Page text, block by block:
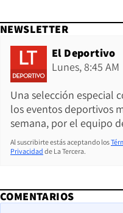
NEWSLETTER
El Deportivo
Lunes, 8:45 AM
Una selección especial
los eventos deportivos
semana, por el equipo
Al suscribirte estás aceptando los
Privacidad de La Tercera.
COMENTARIOS